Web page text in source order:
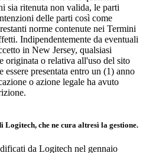
sia ritenuta non valida, le parti
delle parti così come
norme contenute nei Termini
Indipendentemente da eventuali
in New Jersey, qualsiasi
originata o relativa all'uso del sito
presentata entro un (1) anno
o azione legale ha avuto
Logitech, che ne cura altresì la gestione.
da Logitech nel gennaio